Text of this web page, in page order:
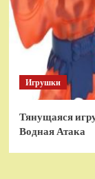
Игрушки
Тянущаяся
Водная Атака